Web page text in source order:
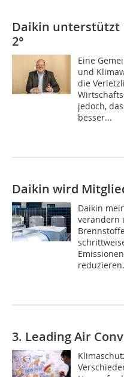
Daikin unterstützt
2°
Eine
und
die
jedoch,
besser...
Daikin wird
Daikin
verändern
3. Leading Air